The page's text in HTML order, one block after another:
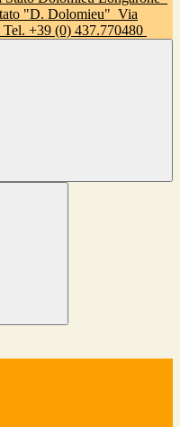
"D. Dolomieu" Via
+39 (0) 437.770480